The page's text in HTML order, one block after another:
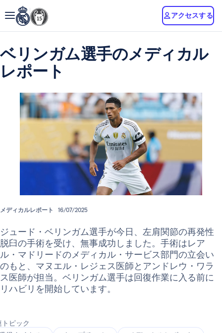
アクセスする
ベリンガム選手のメディカル
レポート
メディカルレポート 16/07/2025
ジュード・ベリンガム選手が今日、左肩関節の再発性
脱臼の手術を受け、無事成功しました。手術はレア
ル・マドリードのメディカル・サービス部門の立会い
のもと、マヌエル・レジェス医師とアンドレウ・ワラ
ス医師が担当。ベリンガム選手は回復作業に入る前に
リハビリを開始しています。
トピック